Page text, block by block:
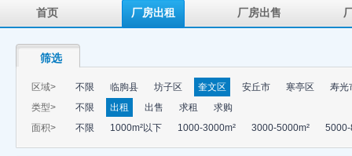
首页 厂房出租 厂房出售
筛选
区域> 不限 临朐县 坊子区 奎文区 安丘市 寒亭区
寿光
类型>
不限 出租 出售 求租
求购
面积>
不限 1000m²以下 1000-3000m² 3000-5000m² 5000-